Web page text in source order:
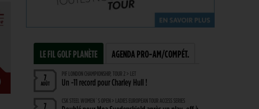
LE FIL GOLF PLANÈTE AGENDA PRO-AM/COMPÉT.
7
AOÛT
PIF LONDON CHAMPIONSHIP, TOUR 2 > LET
Un -11 record pour Charley Hull !
7
CSK STEEL WOMEN´S OPEN > LADIES EUROPEAN TOUR ACCESS SERIES